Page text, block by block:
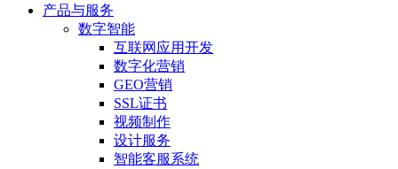
产品与服务
数字智能
互联网应用开发
数字化营销
GEO营销
SSL证书
视频制作
设计服务
智能客服系统